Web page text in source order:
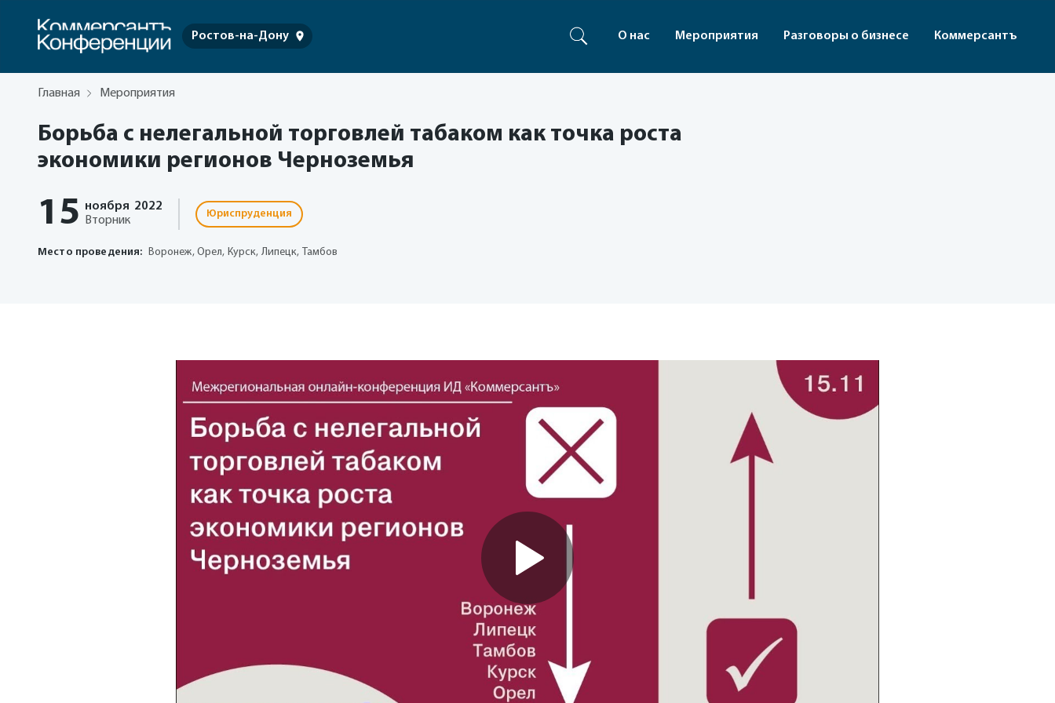
Ростов-на-Дону О нас Мероприятия Разговоры о бизнесе Коммерсантъ
Главная Мероприятия
Борьба с нелегальной торговлей табаком как точка роста
экономики регионов Черноземья
15 ноября 2022
Вторник
Юриспруденция
Место проведения: Воронеж, Орел, Курск, Липецк, Тамбов